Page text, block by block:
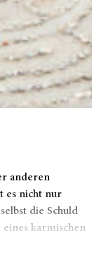
anderen
es nicht nur
die Schuld
eines karmischen